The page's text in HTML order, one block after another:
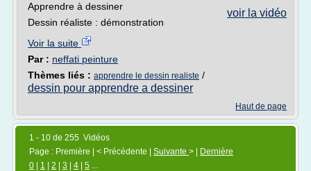
voir la vidéo
Apprendre à dessiner
Dessin réaliste : démonstration
Voir la suite
Par : neffati peinture
Thèmes liés : apprendre le dessin realiste /
dessin pour apprendre a dessiner
Haut de page
1 - 10 de 255 Vidéos
Page : Première | < Précédente | Suivante > |
Dernière
0
1 2 3 4 5 ...